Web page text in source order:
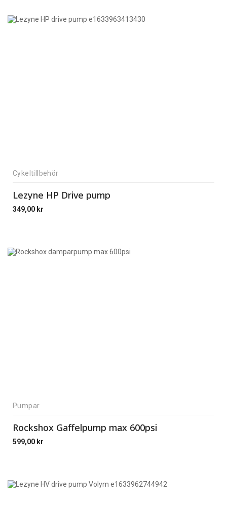
Cykeltillbehör
Lezyne HP Drive pump
349,00 kr
Pumpar
Rockshox Gaffelpump max 600psi
599,00 kr